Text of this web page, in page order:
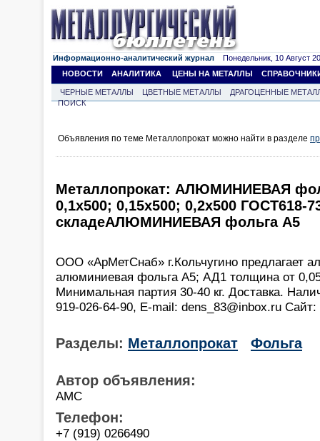
Информационно-аналитический журнал Понедельник, 10 Август
НОВОСТИ
АНАЛИТИКА ЦЕНЫ НА МЕТАЛЛЫ
ЧЕРНЫЕ МЕТАЛЛЫ ЦВЕТНЫЕ МЕТАЛЛЫ
ДРАГОЦЕННЫЕ
ПОИСК
Объявления по теме Металлопрокат можно найти в разделе
Металлопрокат: АЛЮМИНИЕВАЯ
0,1х500; 0,15х500; 0,2х500 ГОСТ618-
складеАЛЮМИНИЕВАЯ фольга А5
ООО «АрМетСнаб» г.Кольчугино предлагает
алюминиевая фольга А5; АД1 толщина от
Минимальная партия 30-40 кг. Доставка.
919-026-64-90, Е-mail: dens_83@inbox.ru
Разделы: Металлопрокат Фольга
Автор объявления:
АМС
Телефон:
+7 (919) 0266490